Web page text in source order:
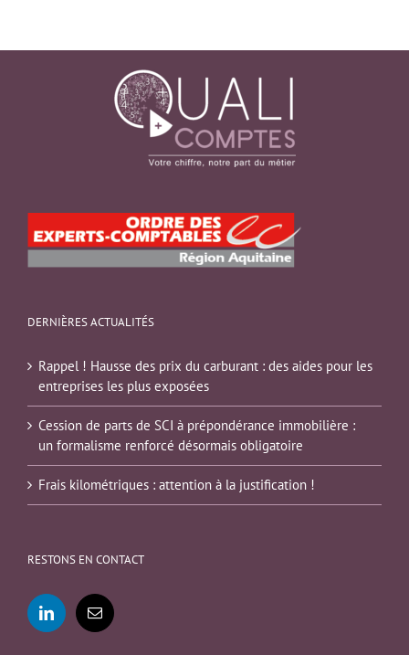
DERNIÈRES ACTUALITÉS
Rappel ! Hausse des prix du carburant : des aides pour les
entreprises les plus exposées
Cession de parts de SCI à prépondérance immobilière :
un formalisme renforcé désormais obligatoire
Frais kilométriques : attention à la justification !
RESTONS EN CONTACT